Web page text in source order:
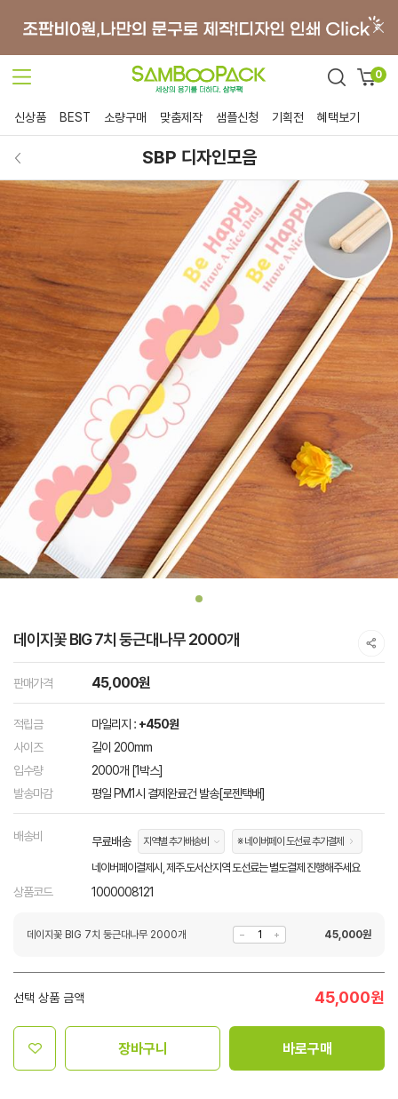
0
신상품 BEST 소량구매 맞춤제작 샘플신청 기획전 혜택보기
SBP 디자인모음
데이지꽃 BIG 7치 둥근대나무 2000개
판매가격 45,000원
적립금 마일리지 : +450원
사이즈
길이 200mm
입수량
2000개 [1박스]
발송마감
평일 PM1시 결제완료건 발송[로젠택배]
배송비 무료배송 지역별 추가배송비 ※ 네이버페이 도선료 추가결제
네이버페이결제시, 제주.도서산지역 도선료는 별도결제 진행해주세요
상품코드 1000008121
데이지꽃 BIG 7치 둥근대나무 2000개 45,000원
선택 상품 금액 45,000원
장바구니 바로구매